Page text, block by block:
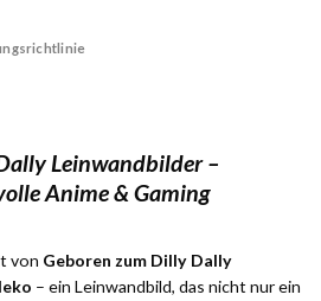
Leinwandbilder –
Anime & Gaming
von Geboren zum Dilly Dally
– ein Leinwandbild, das nicht nur ein